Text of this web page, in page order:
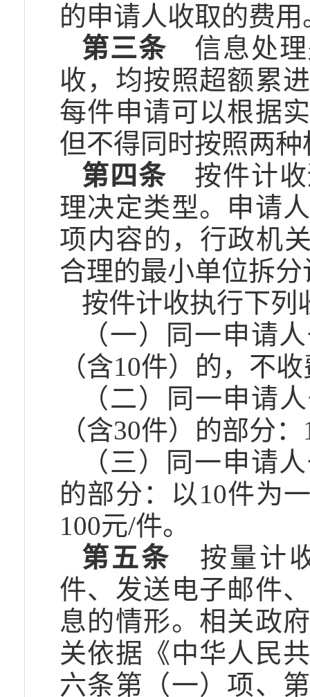
的申请人收取的费用
第三条 信息处理
收，均按照超额累
每件申请可以根据
但不得同时按照两
第四条 按件计收
理决定类型。申请
项内容的，行政机
合理的最小单位拆
按件计收执行下列
（一）同一申请
（含10件）的，不
（二）同一申请
（含30件）的部分
（三）同一申请
的部分：以10件为
100元/件。
第五条 按量计
件、发送电子邮件
息的情形。相关政
关依据《中华人民
六条第（一）项、